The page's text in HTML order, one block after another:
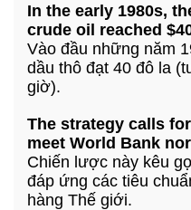
In the early 1980s,
crude oil reached
Vào đầu những năm
dầu thô đạt 40 đô la
giờ).
The strategy calls
meet World Bank
Chiến lược này kêu
đáp ứng các tiêu
hàng Thế giới.